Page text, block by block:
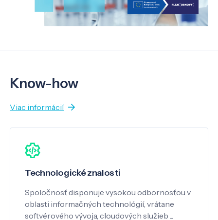
Know-how
Viac informácií
Technologické znalosti
Spoločnosť disponuje vysokou odbornosťou v
oblasti informačných technológií, vrátane
softvérového vývoja, cloudových služieb ...